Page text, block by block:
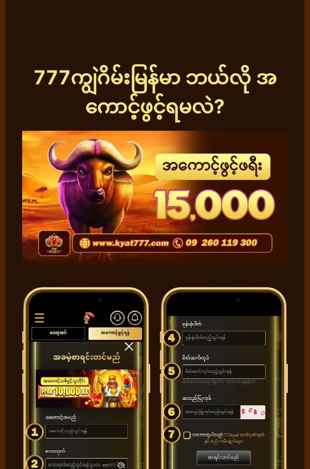
777ကျွဲဂိမ်းမြန်မာ ဘယ်လို အ
ကောင့်ဖွင့်ရမလဲ?